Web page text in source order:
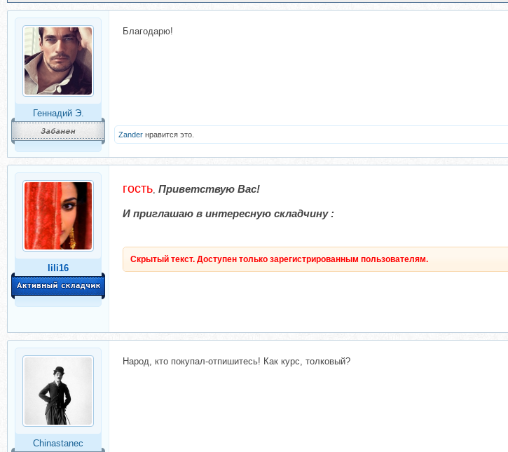
Геннадий Э.
Благодарю!
Zander нравится это.
lili16
гость, Приветствую Вас!
И приглашаю в интересную складчину :
Скрытый текст. Доступен только зарегистрированным пользователям.
Chinastanec
Народ, кто покупал-отпишитесь! Как курс, толковый?